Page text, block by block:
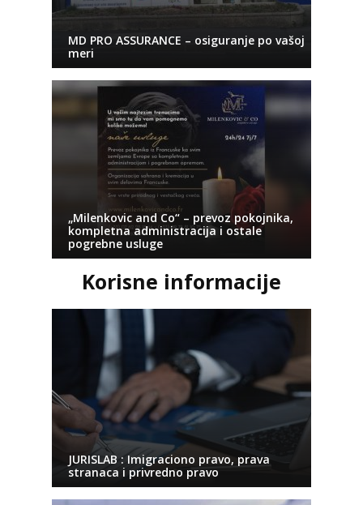
MD PRO ASSURANCE – osiguranje po vašoj
meri
„Milenkovic and Co“ – prevoz pokojnika,
kompletna administracija i ostale
pogrebne usluge
Korisne informacije
JURISLAB : Imigraciono pravo, prava
stranaca i privredno pravo